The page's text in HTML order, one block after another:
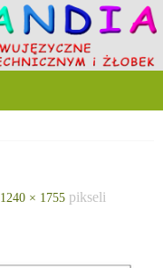
1240 × 1755 pikseli